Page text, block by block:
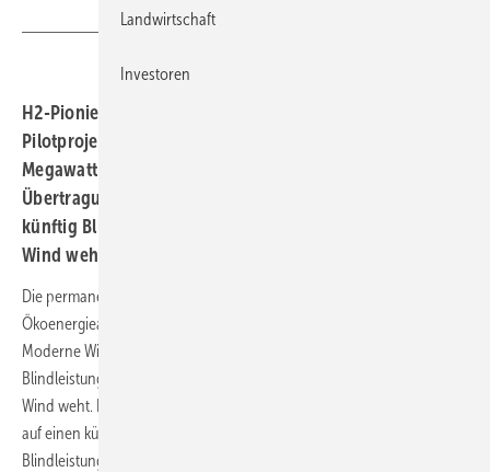
H2-Pionier Enertrag und 50Hertz starten ein innovatives
Pilotprojekt in Brandenburg: Ökostromanlagen mit 500
Megawatt sind ans nahe gelegene Umspannwerk des
Übertragungsnetzbetreiber angeschlossen. Sie sollen
künftig Blindleistung bereitstellen, auch wenn wenig
Wind weht.
Die permanente Blindleistungsbereitstellung durch
Ökoenergieanlagen ist technologisches und regulatorisches Neuland.
Moderne Windenergieanlagen sind technisch in der Lage,
Blindleistung zur Verfügung zu stellen, auch wenn nur wenig oder kein
Wind weht. Im Pilotprojekt wollen Enertrag und 50Hertz auch mit Blick
auf einen künftigen Blindleistungsmarkt erproben, wie der
Blindleistungsabruf technisch in der Praxis funktioniert und
Landwirtschaft
Investoren